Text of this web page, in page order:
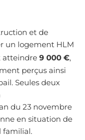
et de
un logement HLM
atteindre 9 000 €,
perçus ainsi
Seules deux
du 23 novembre
en situation de
familial.